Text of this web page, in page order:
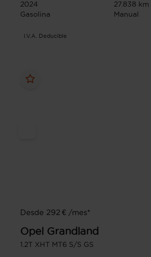
2024
27.838 km
Gasolina
Manual
I.V.A. Deducible
Desde 292 € /mes*
Opel Grandland
1.2T XHT MT6 S/S GS